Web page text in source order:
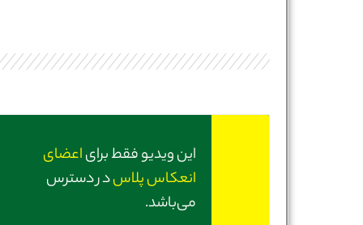
این ویدیو فقط برایاعضای
انعکاس پلاسدر دسترس
می‌باشد.